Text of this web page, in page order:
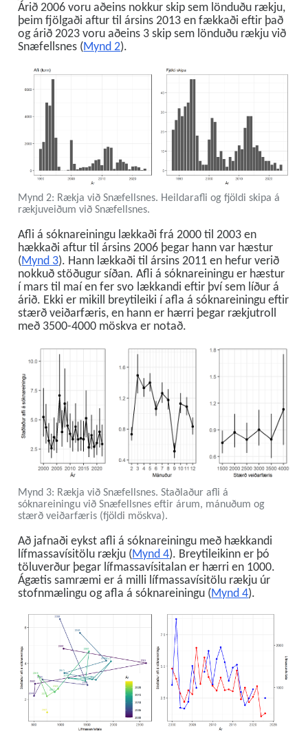
Árið 2006 voru aðeins nokkur skip sem lönduðu rækju,
þeim fjölgaði aftur til ársins 2013 en fækkaði eftir það
og árið 2023 voru aðeins 3 skip sem lönduðu rækju við
Snæfellsnes (Mynd 2).
Mynd 2: Rækja við Snæfellsnes. Heildarafli og fjöldi skipa á
rækjuveiðum við Snæfellsnes.
Afli á sóknareiningu lækkaði frá 2000 til 2003 en
hækkaði aftur til ársins 2006 þegar hann var hæstur
(Mynd 3). Hann lækkaði til ársins 2011 en hefur verið
nokkuð stöðugur síðan. Afli á sóknareiningu er hæstur
í mars til maí en fer svo lækkandi eftir því sem líður á
árið. Ekki er mikill breytileiki í afla á sóknareiningu eftir
stærð veiðarfæris, en hann er hærri þegar rækjutroll
með 3500-4000 möskva er notað.
Mynd 3: Rækja við Snæfellsnes. Staðlaður afli á
sóknareiningu við Snæfellsnes eftir árum, mánuðum og
stærð veiðarfæris (fjöldi möskva).
Að jafnaði eykst afli á sóknareiningu með hækkandi
lífmassavísitölu rækju (Mynd 4). Breytileikinn er þó
töluverður þegar lífmassavísitalan er hærri en 1000.
Ágætis samræmi er á milli lífmassavísitölu rækju úr
stofnmælingu og afla á sóknareiningu (Mynd 4).